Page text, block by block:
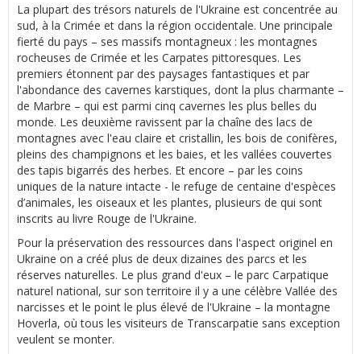
La plupart des trésors naturels de l'Ukraine est concentrée au
sud, à la Crimée et dans la région occidentale. Une principale
fierté du pays – ses massifs montagneux : les montagnes
rocheuses de Crimée et les Carpates pittoresques. Les
premiers étonnent par des paysages fantastiques et par
l'abondance des cavernes karstiques, dont la plus charmante –
de Marbre – qui est parmi cinq cavernes les plus belles du
monde. Les deuxième ravissent par la chaîne des lacs de
montagnes avec l'eau claire et cristallin, les bois de conifères,
pleins des champignons et les baies, et les vallées couvertes
des tapis bigarrés des herbes. Et encore – par les coins
uniques de la nature intacte - le refuge de centaine d'espèces
d’animales, les oiseaux et les plantes, plusieurs de qui sont
inscrits au livre Rouge de l'Ukraine.
Pour la préservation des ressources dans l'aspect originel en
Ukraine on a créé plus de deux dizaines des parcs et les
réserves naturelles. Le plus grand d'eux – le parc Carpatique
naturel national, sur son territoire il y a une célèbre Vallée des
narcisses et le point le plus élevé de l'Ukraine – la montagne
Hoverla, où tous les visiteurs de Transcarpatie sans exception
veulent se monter.